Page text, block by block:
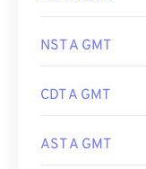
NST A GMT
CDT A GMT
AST A GMT